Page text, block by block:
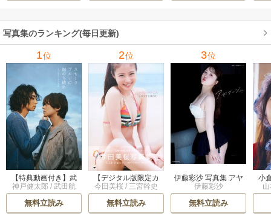
写真集のランキング(毎日更新)
1位
【特典動画付き】武
田航平＆渋谷謙人 ス
モークブルーの雨の
ち晴れ ドラマ公式デ
ジタル写真集
神戸健太郎 /武田航
平/渋谷謙人
無料立読み
2位
【デジタル版限定カ
ット付き】今田美桜
写真集 ラストショッ
ト
今田美桜 / 三宮幹史
無料立読み
3位
伊藤彩沙 写真集 アヤ
サージュ
伊藤彩沙
無料立読み
小